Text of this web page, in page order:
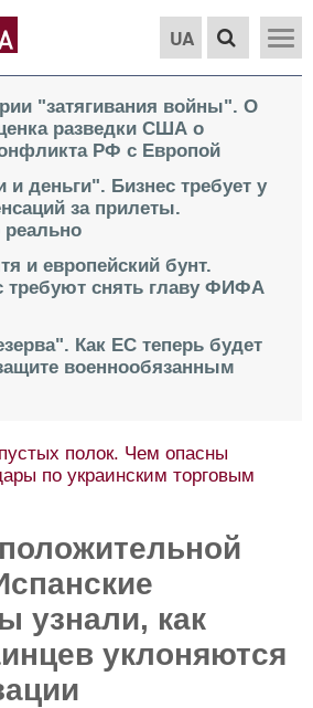
UA
"затягивания войны". О
разведки США о
РФ с Европой
и деньги". Бизнес требует у
за прилеты.
реально
и европейский бунт.
требуют снять главу ФИФА
Как ЕС теперь будет
военнообязанным
полок. Чем опасны
по украинским торговым
узнали, как
уклоняются